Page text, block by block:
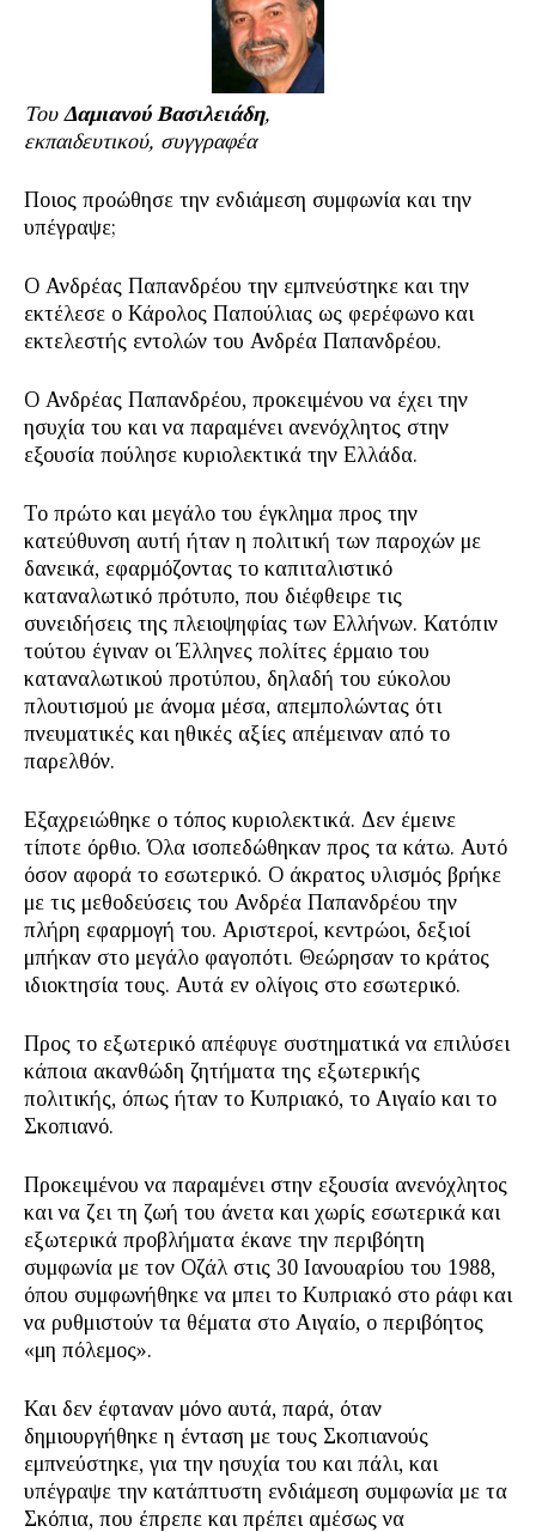
Του Δαμιανού Βασιλειάδη,
εκπαιδευτικού, συγγραφέα
Ποιος προώθησε την ενδιάμεση συμφωνία και την
υπέγραψε;
Ο Ανδρέας Παπανδρέου την εμπνεύστηκε και την
εκτέλεσε ο Κάρολος Παπούλιας ως φερέφωνο και
εκτελεστής εντολών του Ανδρέα Παπανδρέου.
Ο Ανδρέας Παπανδρέου, προκειμένου να έχει την
ησυχία του και να παραμένει ανενόχλητος στην
εξουσία πούλησε κυριολεκτικά την Ελλάδα.
Το πρώτο και μεγάλο του έγκλημα προς την
κατεύθυνση αυτή ήταν η πολιτική των παροχών με
δανεικά, εφαρμόζοντας το καπιταλιστικό
καταναλωτικό πρότυπο, που διέφθειρε τις
συνειδήσεις της πλειοψηφίας των Ελλήνων. Κατόπιν
τούτου έγιναν οι Έλληνες πολίτες έρμαιο του
καταναλωτικού προτύπου, δηλαδή του εύκολου
πλουτισμού με άνομα μέσα, απεμπολώντας ότι
πνευματικές και ηθικές αξίες απέμειναν από το
παρελθόν.
Εξαχρειώθηκε ο τόπος κυριολεκτικά. Δεν έμεινε
τίποτε όρθιο. Όλα ισοπεδώθηκαν προς τα κάτω. Αυτό
όσον αφορά το εσωτερικό. Ο άκρατος υλισμός βρήκε
με τις μεθοδεύσεις του Ανδρέα Παπανδρέου την
πλήρη εφαρμογή του. Αριστεροί, κεντρώοι, δεξιοί
μπήκαν στο μεγάλο φαγοπότι. Θεώρησαν το κράτος
ιδιοκτησία τους. Αυτά εν ολίγοις στο εσωτερικό.
Προς το εξωτερικό απέφυγε συστηματικά να επιλύσει
κάποια ακανθώδη ζητήματα της εξωτερικής
πολιτικής, όπως ήταν το Κυπριακό, το Αιγαίο και το
Σκοπιανό.
Προκειμένου να παραμένει στην εξουσία ανενόχλητος
και να ζει τη ζωή του άνετα και χωρίς εσωτερικά και
εξωτερικά προβλήματα έκανε την περιβόητη
συμφωνία με τον Οζάλ στις 30 Ιανουαρίου του 1988,
όπου συμφωνήθηκε να μπει το Κυπριακό στο ράφι και
να ρυθμιστούν τα θέματα στο Αιγαίο, ο περιβόητος
«μη πόλεμος».
Και δεν έφταναν μόνο αυτά, παρά, όταν
δημιουργήθηκε η ένταση με τους Σκοπιανούς
εμπνεύστηκε, για την ησυχία του και πάλι, και
υπέγραψε την κατάπτυστη ενδιάμεση συμφωνία με τα
Σκόπια, που έπρεπε και πρέπει αμέσως να